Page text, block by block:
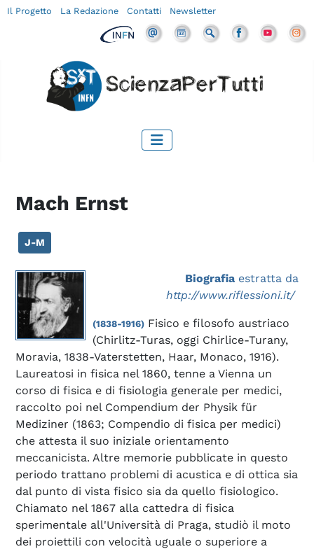
Il Progetto La Redazione Contatti Newsletter
Mach Ernst
J-M
Biografia estratta da
http://www.riflessioni.it/
(1838-1916) Fisico e filosofo austriaco
(Chirlitz-Turas, oggi Chirlice-Turany,
Moravia, 1838-Vaterstetten, Haar, Monaco, 1916).
Laureatosi in fisica nel 1860, tenne a Vienna un
corso di fisica e di fisiologia generale per medici,
raccolto poi nel Compendium der Physik für
Mediziner (1863; Compendio di fisica per medici)
che attesta il suo iniziale orientamento
meccanicista. Altre memorie pubblicate in questo
periodo trattano problemi di acustica e di ottica sia
dal punto di vista fisico sia da quello fisiologico.
Chiamato nel 1867 alla cattedra di fisica
sperimentale all'Università di Praga, studiò il moto
dei proiettili con velocità uguale o superiore a